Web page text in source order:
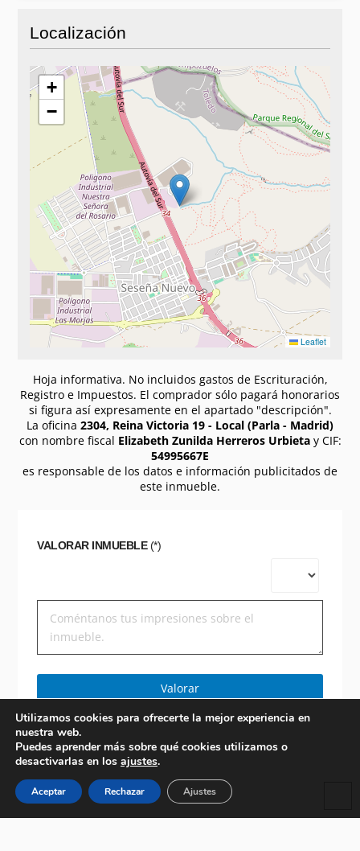
Localización
+
−
Leaflet
Hoja informativa. No incluidos gastos de Escrituración,
Registro e Impuestos. El comprador sólo pagará honorarios
si figura así expresamente en el apartado "descripción".
La oficina 2304, Reina Victoria 19 - Local (Parla - Madrid)
con nombre fiscal Elizabeth Zunilda Herreros Urbietay CIF:
54995667E
es responsable de los datos e información publicitados de
este inmueble.
VALORAR INMUEBLE(*)
Valorar
Utilizamos cookies para ofrecerte la mejor experiencia en
nuestra web.
Puedes aprender más sobre qué cookies utilizamos o
desactivarlas en los ajustes.
Aceptar Rechazar Ajustes